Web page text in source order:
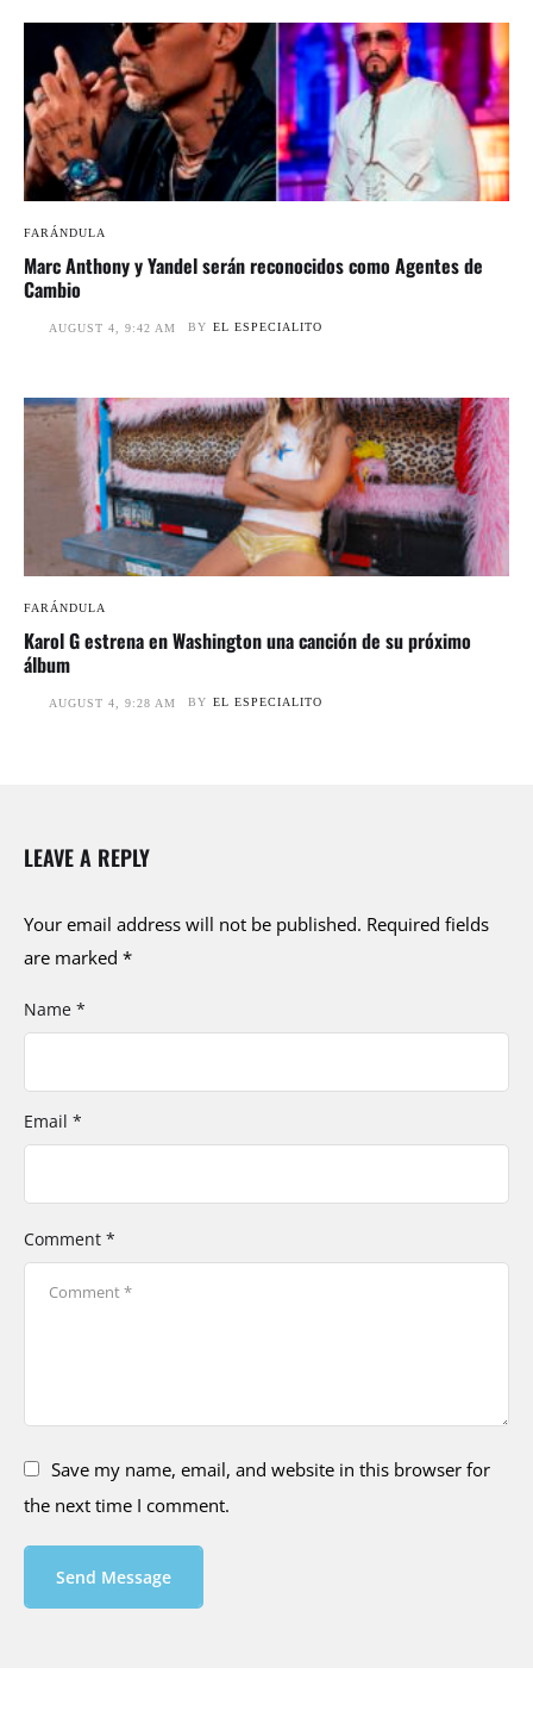
FARÁNDULA
Marc Anthony y Yandel serán reconocidos como Agentes de
Cambio
AUGUST 4, 9:42 AM BY EL ESPECIALITO
FARÁNDULA
Karol G estrena en Washington una canción de su próximo
álbum
AUGUST 4, 9:28 AM BY EL ESPECIALITO
LEAVE A REPLY
Your email address will not be published. Required fields
are marked *
Comment *
Name *
Email *
Save my name, email, and website in this browser for
the next time I comment.
Send Message